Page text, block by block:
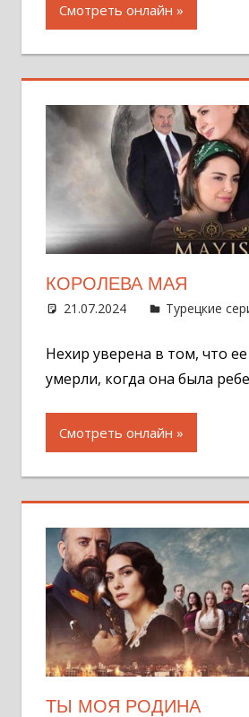
Смотреть онлайн
КОРОЛЕВА МАЯ
21.07.2024 Турецкие
Нехир уверена в том, что
умерли, когда она была
Смотреть онлайн
ТЫ МОЯ РОДИНА